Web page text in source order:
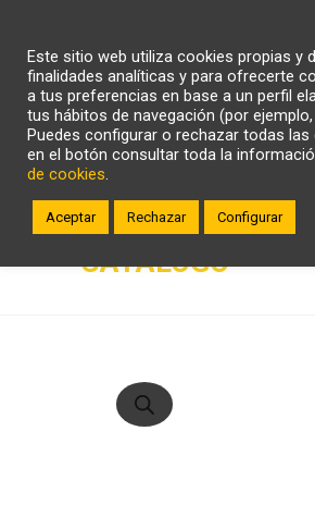
ZONA CLIENTE
CATÁLOGO
productos
Este sitio web utiliza cookies propias y
finalidades analíticas y para ofrecerte
a tus preferencias en base a un perfil
tus hábitos de navegación (por
Puedes configurar o rechazar todas
en el botón consultar toda la
de cookies.
Aceptar Rechazar Configurar